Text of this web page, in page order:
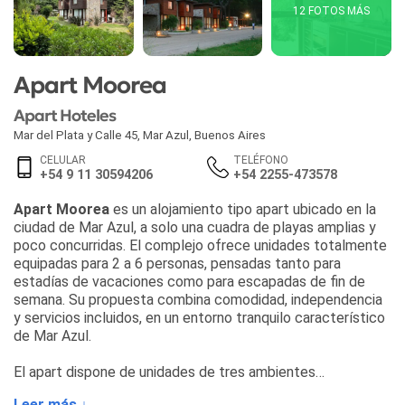
12 FOTOS MÁS
Apart Moorea
Apart Hoteles
Mar del Plata y Calle 45 Mar Azul Buenos Aires
CELULAR
+54 9 11 30594206
TELÉFONO
+54 2255-473578
Apart Moorea es un alojamiento tipo apart ubicado en la
ciudad de Mar Azul, a solo una cuadra de playas amplias y
poco concurridas. El complejo ofrece unidades totalmente
equipadas para 2 a 6 personas, pensadas tanto para
estadías de vacaciones como para escapadas de fin de
semana. Su propuesta combina comodidad, independencia
y servicios incluidos, en un entorno tranquilo característico
de Mar Azul.
El apart dispone de unidades de tres ambientes